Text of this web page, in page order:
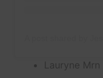
Lauryne Mrn